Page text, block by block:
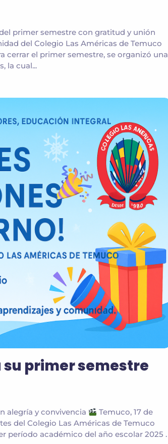
primer semestre con gratitud y unión
del Colegio Las Américas de Temuco
cerrar el primer semestre, se organizó una
la cual...
primer semestre
alegría y convivencia
Temuco, 17 de
del Colegio Las Américas de Temuco
período académico del año escolar 2025 .